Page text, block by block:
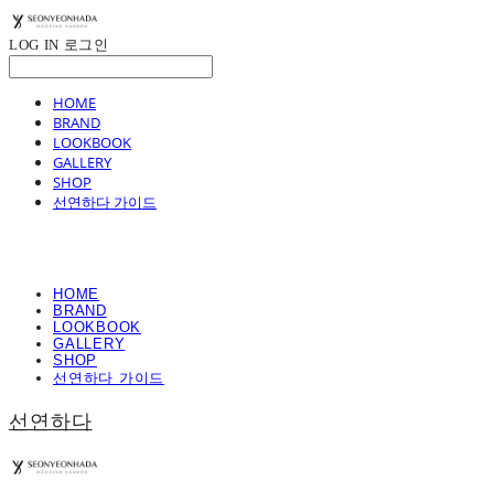
LOG IN 로그인
HOME
BRAND
LOOKBOOK
GALLERY
SHOP
선연하다 가이드
HOME
BRAND
LOOKBOOK
GALLERY
SHOP
선연하다 가이드
선연하다